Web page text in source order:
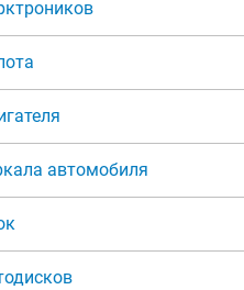
автомобиля